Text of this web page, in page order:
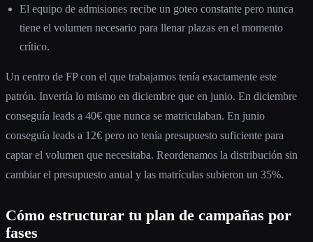
El equipo de admisiones recibe un goteo constante pero nunca
tiene el volumen necesario para llenar plazas en el momento
crítico.
Un centro de FP con el que trabajamos tenía exactamente este
patrón. Invertía lo mismo en diciembre que en junio. En diciembre
conseguía leads a 40€ que nunca se matriculaban. En junio
conseguía leads a 12€ pero no tenía presupuesto suficiente para
captar el volumen que necesitaba. Reordenamos la distribución sin
cambiar el presupuesto anual y las matrículas subieron un 35%.
Cómo estructurar tu plan de campañas por
fases